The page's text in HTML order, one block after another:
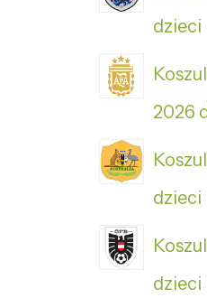
dzieci
2026
dzieci
dzieci